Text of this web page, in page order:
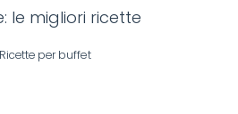
le migliori ricette